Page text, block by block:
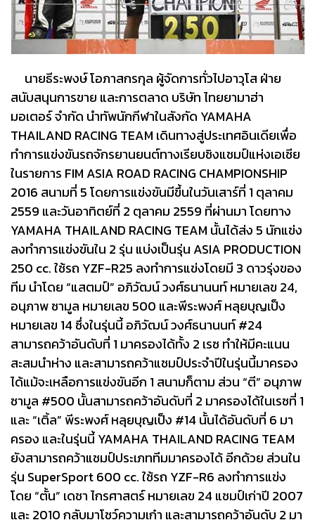
นายธีระพงษ์ โอภาสกรกุล ผู้จัดการทั่วไปอาวุโส ฝ่าย
สนับสนุนการขาย และการตลาด บริษัท ไทยยามาฮ่า
มอเตอร์ จำกัด นำทัพนักกีฬาในสังกัด YAMAHA
THAILAND RACING TEAM เดินทางสู่ประเทศอินเดียเพื่อ
ทำการแข่งขันรถจักรยานยนต์ทางเรียบชิงแชมป์แห่งเอเชีย
ในรายการ FIM ASIA ROAD RACING CHAMPIONSHIP
2016 สนามที่ 5 โดยการแข่งขันมีขึ้นในวันเสาร์ที่ 1 ตุลาคม
2559 และวันอาทิตย์ที่ 2 ตุลาคม 2559 ที่ผ่านมา โดยทาง
YAMAHA THAILAND RACING TEAM นั้นได้ส่ง 5 นักแข่ง
ลงทำการแข่งขันใน 2 รุ่น แบ่งเป็นรุ่น ASIA PRODUCTION
250 cc. ใช้รถ YZF-R25 ลงทำการแข่งโดยมี 3 ดาวรุ่งของ
ทีม นำโดย “แสตมป์” อภิวัฒน์ วงศ์ธนานนท์ หมายเลข 24,
อนุภาพ ซามูล หมายเลข 500 และพีระพงศ์ หลุยบุญเป็ง
หมายเลข 14 ซึ่งในรุ่นนี้ อภิวัฒน์ วงศ์ธนานนท์ #24
สามารถคว้าอันดับที่ 1 มาครองได้ทั้ง 2 เรซ ทำให้มีคะแนน
สะสมนำห่าง และสามารถคว้าแชมป์ประจำปีในรุ่นนี้มาครอง
ได้แม้จะเหลือการแข่งขันอีก 1 สนามก็ตาม ส่วน “ตี” อนุภาพ
ซามูล #500 นั้นสามารถคว้าอันดับที่ 2 มาครองได้ในเรซที่ 1
และ “เติ้ล” พีระพงศ์ หลุยบุญเป็ง #14 นั้นได้อันดับที่ 6 มา
ครอง และในรุ่นนี้ YAMAHA THAILAND RACING TEAM
ยังสามารถคว้าแชมป์ประเภททีมมาครองได้ อีกด้วย ส่วนใน
รุ่น SuperSport 600 cc. ใช้รถ YZF-R6 ลงทำการแข่ง
โดย “ตั้น” เดชา ไกรศาสตร์ หมายเลข 24 แชมป์เก่าปี 2007
และ 2010 กลับมาโชว์ความเก๋า และสามารถคว้าอันดับ 2 มา